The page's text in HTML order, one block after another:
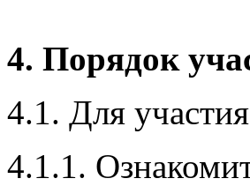
4. Порядок
4.1. Для
4.1.1.